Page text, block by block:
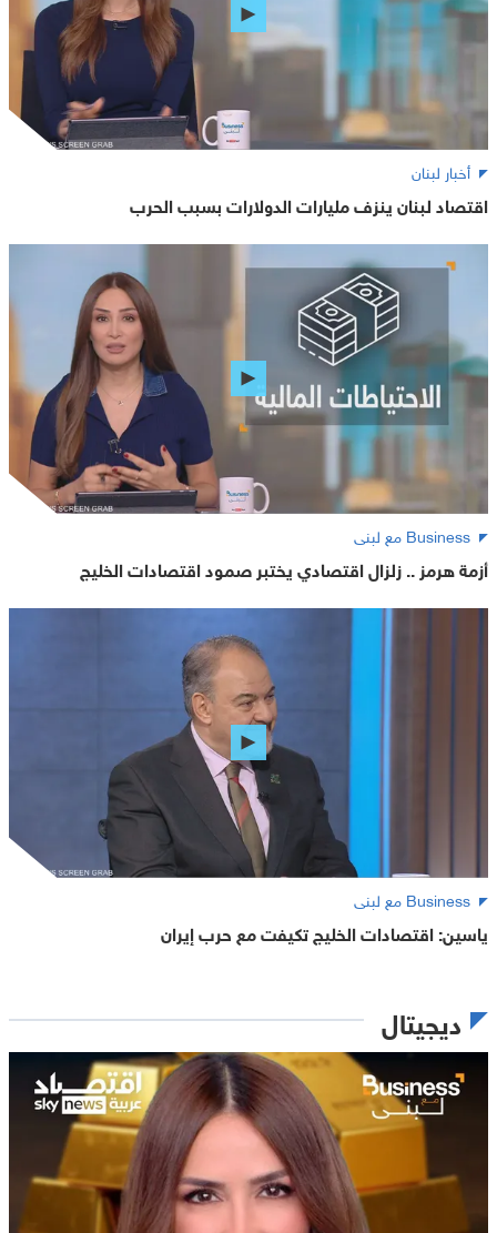
أخبار لبنان
اقتصاد لبنان ينزف مليارات الدولارات بسبب الحرب
Business مع لبنى
أزمة هرمز .. زلزال اقتصادي يختبر صمود اقتصادات الخليج
Business مع لبنى
ياسين: اقتصادات الخليج تكيفت مع حرب إيران
ديجيتال